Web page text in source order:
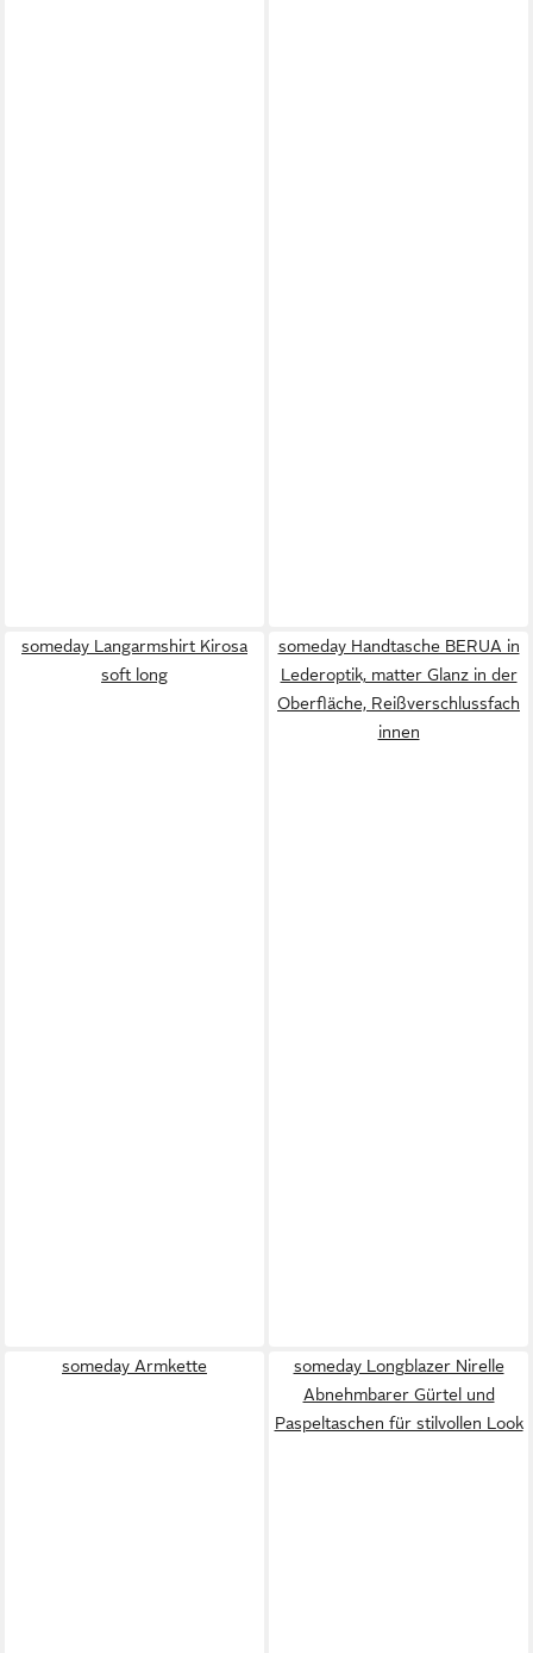
someday Langarmshirt Kirosa
soft long
someday Handtasche BERUA in
Lederoptik, matter Glanz in der
Oberfläche, Reißverschlussfach
innen
someday Armkette
someday Longblazer Nirelle
Abnehmbarer Gürtel und
Paspeltaschen für stilvollen Look